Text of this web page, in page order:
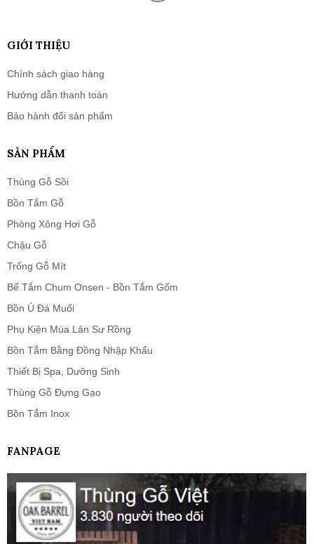
GIỚI THIỆU
Chính sách giao hàng
Hướng dẫn thanh toán
Bảo hành đổi sản phẩm
SẢN PHẨM
Thùng Gỗ Sồi
Bồn Tắm Gỗ
Phòng Xông Hơi Gỗ
Chậu Gỗ
Trống Gỗ Mít
Bể Tắm Chum Onsen - Bồn Tắm Gốm
Bồn Ủ Đá Muối
Phụ Kiện Múa Lân Sư Rồng
Bồn Tắm Bằng Đồng Nhập Khẩu
Thiết Bị Spa, Dưỡng Sinh
Thùng Gỗ Đựng Gạo
Bồn Tắm Inox
FANPAGE